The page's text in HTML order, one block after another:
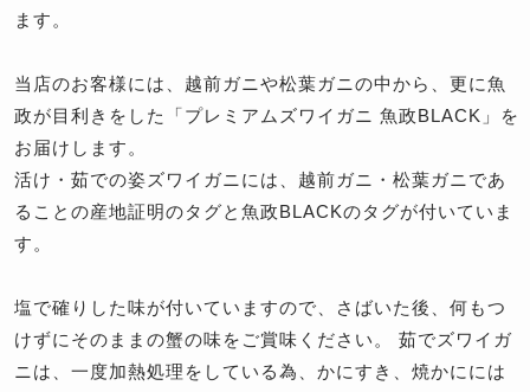
ます。
当店のお客様には、越前ガニや松葉ガニの中から、更に魚
政が目利きをした「プレミアムズワイガニ 魚政BLACK」を
お届けします。
活け・茹での姿ズワイガニには、越前ガニ・松葉ガニであ
ることの産地証明のタグと魚政BLACKのタグが付いていま
す。
塩で確りした味が付いていますので、さばいた後、何もつ
けずにそのままの蟹の味をご賞味ください。 茹でズワイガ
ニは、一度加熱処理をしている為、かにすき、焼かにには